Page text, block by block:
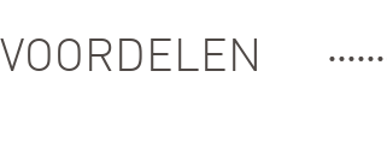
VOORDELEN